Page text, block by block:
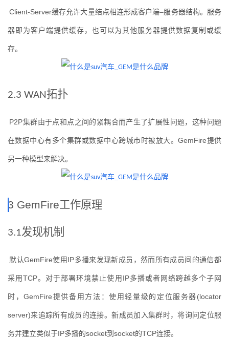
Client-Server缓存允许大量结点相连形成客户端–服务器结构。服务
器即为客户端提供缓存，也可以为其他服务器提供数据复制或缓
存。
2.3 WAN拓扑
P2P集群由于点和点之间的紧耦合而产生了扩展性问题，这种问题
在数据中心有多个集群或数据中心跨城市时被放大。GemFire提供
另一种模型来解决。
3 GemFire工作原理
3.1发现机制
默认GemFire使用IP多播来发现新成员，然而所有成员间的通信都
采用TCP。对于部署环境禁止使用 IP多播或者网络跨越多个子网
时，GemFire提供备用方法：使用轻量级的定位服务器(locator
server)来追踪所有成员的连接。新成员加入集群时，将询问定位服
务并建立类似于IP多播的socket到 socket的TCP连接。